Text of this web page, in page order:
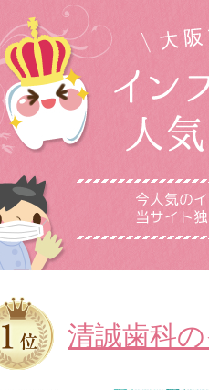
清誠歯科